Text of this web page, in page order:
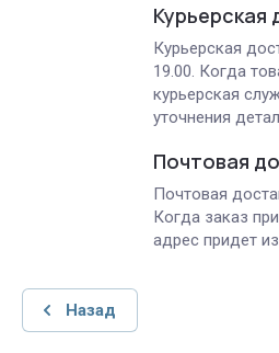
Курьерская
Курьерская
19.00. Когда
курьерская
уточнения
Почтовая
Почтовая
Когда заказ
адрес придет
Назад